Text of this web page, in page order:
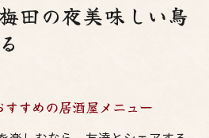
田の夜美味しい鳥
すめの居酒屋メニュー